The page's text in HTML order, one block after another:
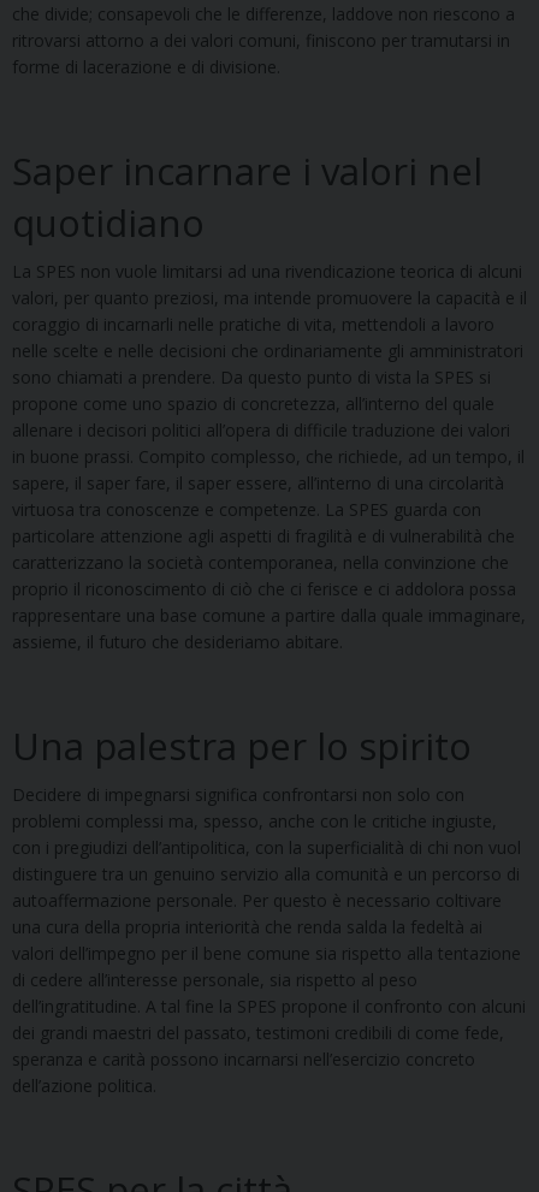
che divide; consapevoli che le differenze, laddove non riescono a
ritrovarsi attorno a dei valori comuni, finiscono per tramutarsi in
forme di lacerazione e di divisione.
Saper incarnare i valori nel
quotidiano
La SPES non vuole limitarsi ad una rivendicazione teorica di alcuni
valori, per quanto preziosi, ma intende promuovere la capacità e il
coraggio di incarnarli nelle pratiche di vita, mettendoli a lavoro
nelle scelte e nelle decisioni che ordinariamente gli amministratori
sono chiamati a prendere. Da questo punto di vista la SPES si
propone come uno spazio di concretezza, all’interno del quale
allenare i decisori politici all’opera di difficile traduzione dei valori
in buone prassi. Compito complesso, che richiede, ad un tempo, il
sapere, il saper fare, il saper essere, all’interno di una circolarità
virtuosa tra conoscenze e competenze. La SPES guarda con
particolare attenzione agli aspetti di fragilità e di vulnerabilità che
caratterizzano la società contemporanea, nella convinzione che
proprio il riconoscimento di ciò che ci ferisce e ci addolora possa
rappresentare una base comune a partire dalla quale immaginare,
assieme, il futuro che desideriamo abitare.
Una palestra per lo spirito
Decidere di impegnarsi significa confrontarsi non solo con
problemi complessi ma, spesso, anche con le critiche ingiuste,
con i pregiudizi dell’antipolitica, con la superficialità di chi non vuol
distinguere tra un genuino servizio alla comunità e un percorso di
autoaffermazione personale. Per questo è necessario coltivare
una cura della propria interiorità che renda salda la fedeltà ai
valori dell’impegno per il bene comune sia rispetto alla tentazione
di cedere all’interesse personale, sia rispetto al peso
dell’ingratitudine. A tal fine la SPES propone il confronto con alcuni
dei grandi maestri del passato, testimoni credibili di come fede,
speranza e carità possono incarnarsi nell’esercizio concreto
dell’azione politica.